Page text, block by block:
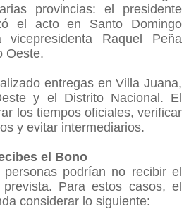
provincias: el presidente
el acto en Santo Domingo
Raquel Peña
Oeste.
entregas en Villa Juana,
y el Distrito Nacional. El
los tiempos oficiales, verificar
y evitar intermediarios.
el Bono
personas podrían no recibir el
Para estos casos, el
considerar lo siguiente: